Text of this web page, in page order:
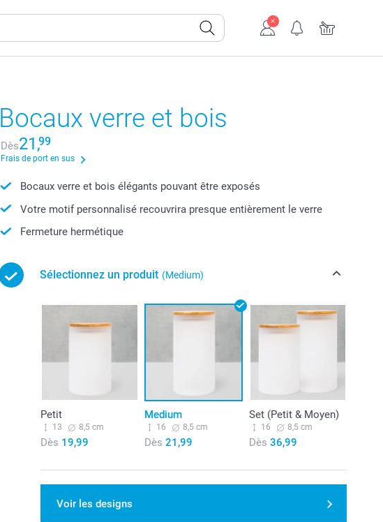
Bocaux verre et bois
Dès21,99
Frais de port en sus
Bocaux verre et bois élégants pouvant être exposés
Votre motif personnalisé recouvrira presque entièrement le verre
Fermeture hermétique
Sélectionnez un produit (Medium)
Petit
13 8,5 cm
Dès 19,99
Medium
16 8,5 cm
Dès 21,99
Set (Petit & Moyen)
16 8,5 cm
Dès 36,99
Voir les designs